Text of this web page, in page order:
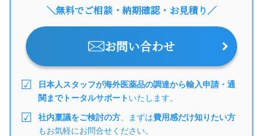
＼無料でご相談・納期確認・お見積り／
お問い合わせ
日本人スタッフが海外医薬品の調達から輸入申請・通
関までトータルサポートいたします。
社内稟議をご検討の方 、まずは費用感だけ知りたい方
もお気軽にお問合せください。